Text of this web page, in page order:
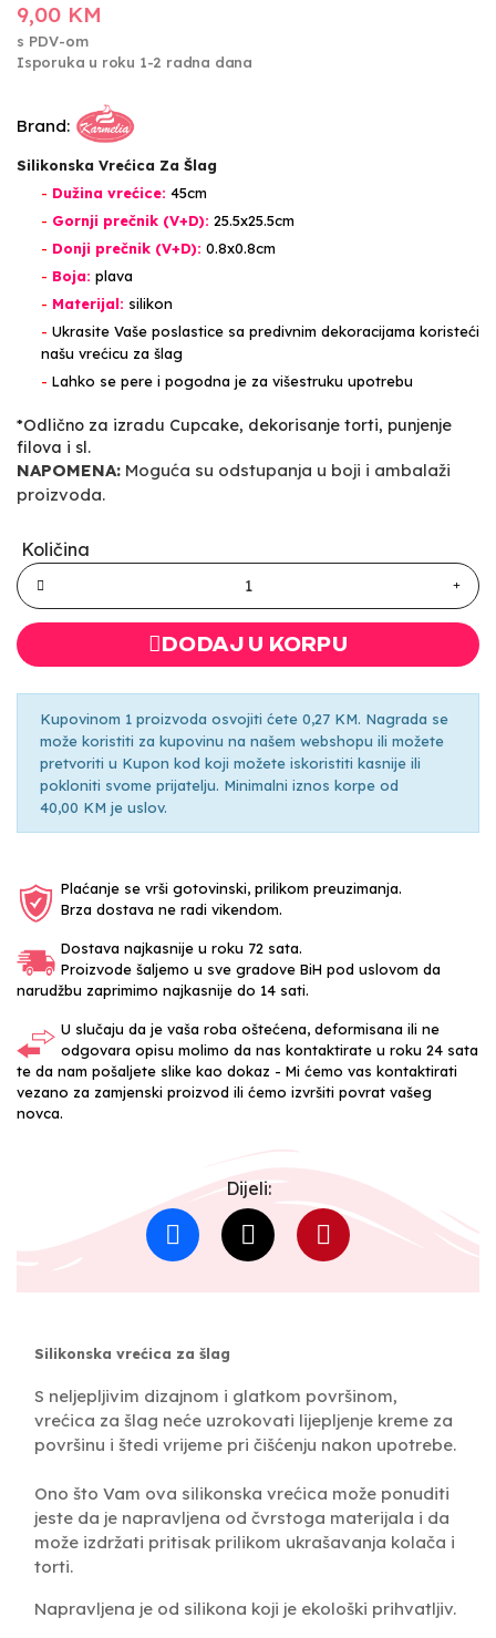
9,00 KM
s PDV-om
Isporuka u roku 1-2 radna dana
Brand:
Silikonska Vrećica Za Šlag
- Dužina vrećice: 45cm
- Gornji prečnik (V+D): 25.5x25.5cm
- Donji prečnik (V+D): 0.8x0.8cm
- Boja: plava
- Materijal: silikon
- Ukrasite Vaše poslastice sa predivnim dekoracijama koristeći
našu vrećicu za šlag
- Lahko se pere i pogodna je za višestruku upotrebu
*Odlično za izradu Cupcake, dekorisanje torti, punjenje
filova i sl.
NAPOMENA: Moguća su odstupanja u boji i ambalaži
proizvoda.
Količina
DODAJ U KORPU
Kupovinom 1 proizvoda osvojiti ćete 0,27 KM. Nagrada se
može koristiti za kupovinu na našem webshopu ili možete
pretvoriti u Kupon kod koji možete iskoristiti kasnije ili
pokloniti svome prijatelju. Minimalni iznos korpe od
40,00 KM je uslov.
Plaćanje se vrši gotovinski, prilikom preuzimanja.
Brza dostava ne radi vikendom.
Dostava najkasnije u roku 72 sata.
Proizvode šaljemo u sve gradove BiH pod uslovom da
narudžbu zaprimimo najkasnije do 14 sati.
U slučaju da je vaša roba oštećena, deformisana ili ne
odgovara opisu molimo da nas kontaktirate u roku 24 sata
te da nam pošaljete slike kao dokaz - Mi ćemo vas kontaktirati
vezano za zamjenski proizvod ili ćemo izvršiti povrat vašeg
novca.
Dijeli:
Silikonska vrećica za šlag
S neljepljivim dizajnom i glatkom površinom,
vrećica za šlag neće uzrokovati lijepljenje kreme za
površinu i štedi vrijeme pri čišćenju nakon upotrebe.
Ono što Vam ova silikonska vrećica može ponuditi
jeste da je napravljena od čvrstoga materijala i da
može izdržati pritisak prilikom ukrašavanja kolača i
torti.
Napravljena je od silikona koji je ekološki prihvatljiv.